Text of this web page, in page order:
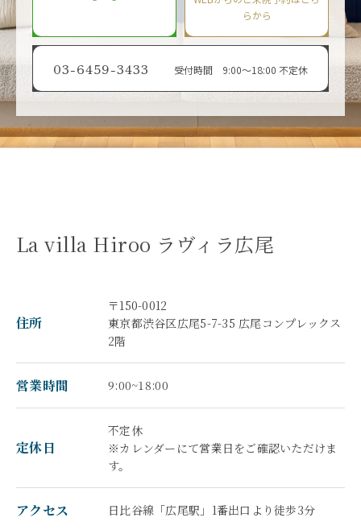
らから
03-6459-3433 受付時間 9:00〜18:00 不定休
La villa Hiroo ラヴィラ広尾
住所
〒150-0012
東京都渋谷区広尾5-7-35 広尾コンプレックス
2階
営業時間 9:00~18:00
定休日
不定休
※カレンダーにて営業日をご確認いただけま
す。
アクセス 日比谷線「広尾駅」1番出口より徒歩3分